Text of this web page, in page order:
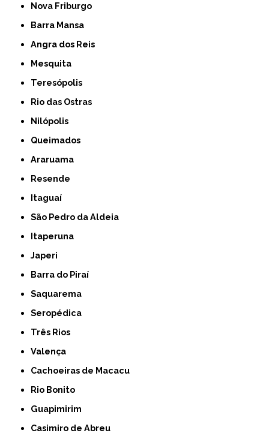
Nova Friburgo
Barra Mansa
Angra dos Reis
Mesquita
Teresópolis
Rio das Ostras
Nilópolis
Queimados
Araruama
Resende
Itaguaí
São Pedro da Aldeia
Itaperuna
Japeri
Barra do Piraí
Saquarema
Seropédica
Três Rios
Valença
Cachoeiras de Macacu
Rio Bonito
Guapimirim
Casimiro de Abreu